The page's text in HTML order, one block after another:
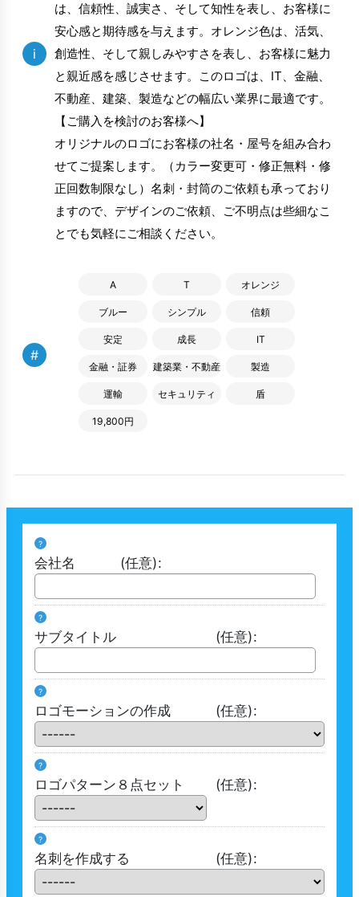
i
は、信頼性、誠実さ、そして知性を表し、お客様に
安心感と期待感を与えます。オレンジ色は、活気、
創造性、そして親しみやすさを表し、お客様に魅力
と親近感を感じさせます。このロゴは、IT、金融、
不動産、建築、製造などの幅広い業界に最適です。
【ご購入を検討のお客様へ】
オリジナルのロゴにお客様の社名・屋号を組み合わ
せてご提案します。（カラー変更可・修正無料・修
正回数制限なし）名刺・封筒のご依頼も承っており
ますので、デザインのご依頼、ご不明点は些細なこ
とでも気軽にご相談ください。
#
A T オレンジ
ブルー シンプル 信頼
安定 成長 IT
金融・証券 建築業・不動産 製造
運輸 セキュリティ 盾
19,800円
?
会社名 (任意):
?
サブタイトル (任意):
?
ロゴモーションの作成 (任意):
?
ロゴパターン８点セット (任意):
?
名刺を作成する (任意):